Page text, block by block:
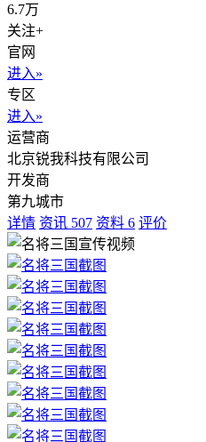
6.7万
关注+
官网
进入»
专区
进入»
运营商
北京锐我科技有限公司
开发商
第九城市
详情 资讯 507 资料 6 评价